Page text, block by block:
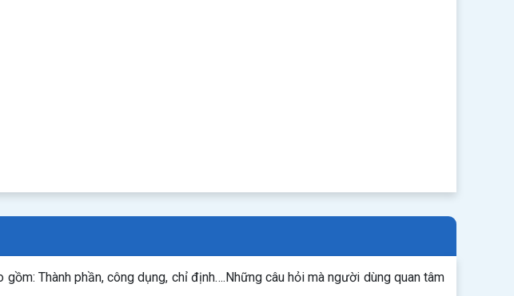
Thành phần, công dụng, chỉ định….Những câu hỏi mà người dùng quan tâm